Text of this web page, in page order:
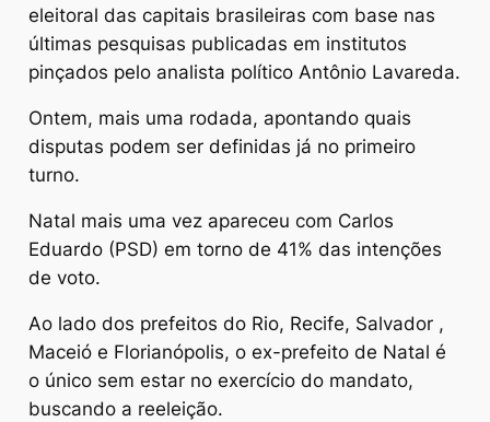
eleitoral das capitais brasileiras com base nas
últimas pesquisas publicadas em institutos
pinçados pelo analista político Antônio Lavareda.
Ontem, mais uma rodada, apontando quais
disputas podem ser definidas já no primeiro
turno.
Natal mais uma vez apareceu com Carlos
Eduardo (PSD) em torno de 41% das intenções
de voto.
Ao lado dos prefeitos do Rio, Recife, Salvador ,
Maceió e Florianópolis, o ex-prefeito de Natal é
o único sem estar no exercício do mandato,
buscando a reeleição.